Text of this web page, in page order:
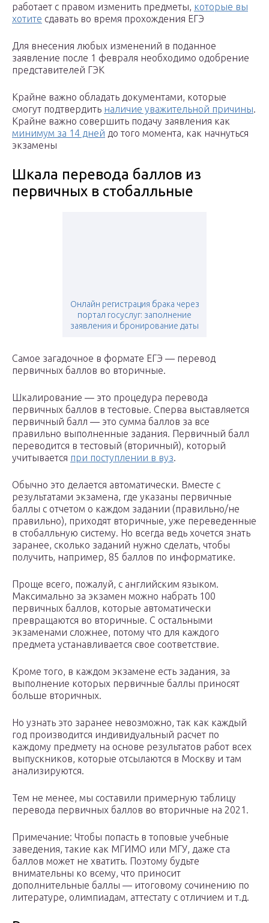
работает с правом изменить предметы, которые вы
хотите сдавать во время прохождения ЕГЭ
Для внесения любых изменений в поданное
заявление после 1 февраля необходимо одобрение
представителей ГЭК
Крайне важно обладать документами, которые
смогут подтвердить наличие уважительной причины.
Крайне важно совершить подачу заявления как
минимум за 14 дней до того момента, как начнуться
экзамены
Шкала перевода баллов из
первичных в стобалльные
Онлайн регистрация брака через
портал госуслуг: заполнение
заявления и бронирование даты
Самое загадочное в формате ЕГЭ — перевод
первичных баллов во вторичные.
Шкалирование — это процедура перевода
первичных баллов в тестовые. Сперва выставляется
первичный балл — это сумма баллов за все
правильно выполненные задания. Первичный балл
переводится в тестовый (вторичный), который
учитывается при поступлении в вуз.
Обычно это делается автоматически. Вместе с
результатами экзамена, где указаны первичные
баллы с отчетом о каждом задании (правильно/не
правильно), приходят вторичные, уже переведенные
в стобалльную систему. Но всегда ведь хочется знать
заранее, сколько заданий нужно сделать, чтобы
получить, например, 85 баллов по информатике.
Проще всего, пожалуй, с английским языком.
Максимально за экзамен можно набрать 100
первичных баллов, которые автоматически
превращаются во вторичные. С остальными
экзаменами сложнее, потому что для каждого
предмета устанавливается свое соответствие.
Кроме того, в каждом экзамене есть задания, за
выполнение которых первичные баллы приносят
больше вторичных.
Но узнать это заранее невозможно, так как каждый
год производится индивидуальный расчет по
каждому предмету на основе результатов работ всех
выпускников, которые отсылаются в Москву и там
анализируются.
Тем не менее, мы составили примерную таблицу
перевода первичных баллов во вторичные на 2021.
Примечание: Чтобы попасть в топовые учебные
заведения, такие как МГИМО или МГУ, даже ста
баллов может не хватить. Поэтому будьте
внимательны ко всему, что приносит
дополнительные баллы — итоговому сочинению по
литературе, олимпиадам, аттестату с отличием и т.д.